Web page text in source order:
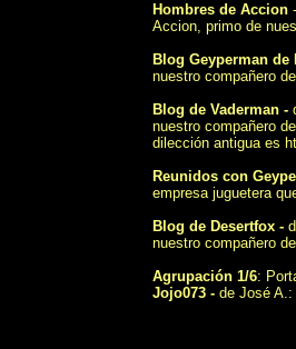
Hombres de Accion-
Accion, primo de
Blog Geyperman de
nuestro compañero
Blog de Vaderman-
nuestro compañero
dilección antigua es
Reunidos con
empresa juguetera
Blog de Desertfox-
nuestro compañero
Agrupación 1/6:
Jojo073-de José A.: